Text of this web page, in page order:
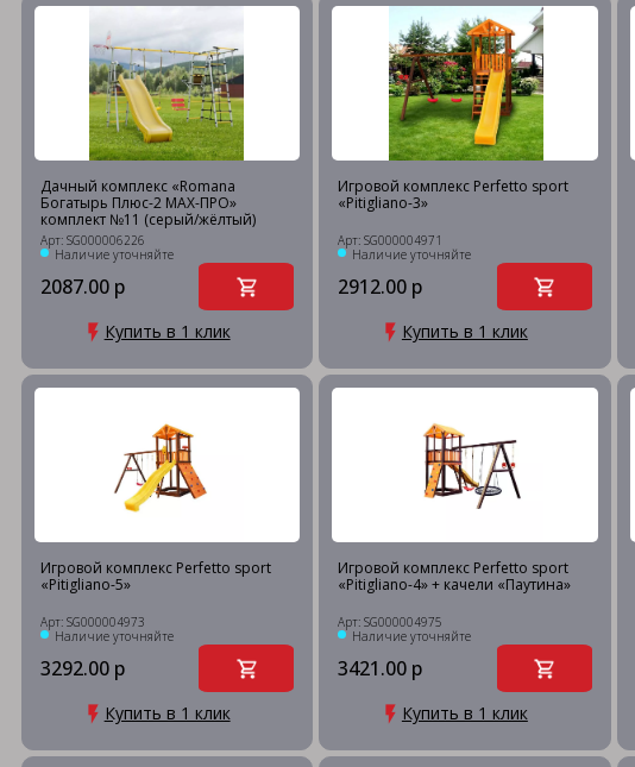
Дачный комплекс «Romana
Богатырь Плюс-2 МАХ-ПРО»
комплект №11 (серый/жёлтый)
Арт: SG000006226
Наличие уточняйте
2087.00 р
Купить в 1 клик
Игровой комплекс Perfetto sport
«Pitigliano-3»
Арт: SG000004971
Наличие уточняйте
2912.00 р
Купить в 1 клик
Игровой комплекс Perfetto sport
«Pitigliano-5»
Арт: SG000004973
Наличие уточняйте
3292.00 р
Купить в 1 клик
Игровой комплекс Perfetto sport
«Pitigliano-4» + качели «Паутина»
Арт: SG000004975
Наличие уточняйте
3421.00 р
Купить в 1 клик